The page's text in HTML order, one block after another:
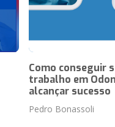
Como conseguir
trabalho em
alcançar sucesso
Pedro Bonassoli